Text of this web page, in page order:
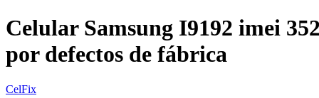
Celular Samsung I9192 imei
por defectos de fábrica
CelFix